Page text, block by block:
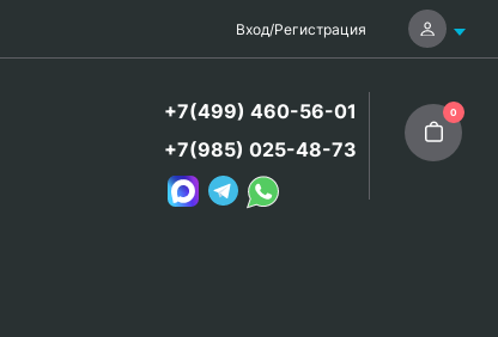
Вход/Регистрация
+7(499) 460-56-01
+7(985) 025-48-73
0